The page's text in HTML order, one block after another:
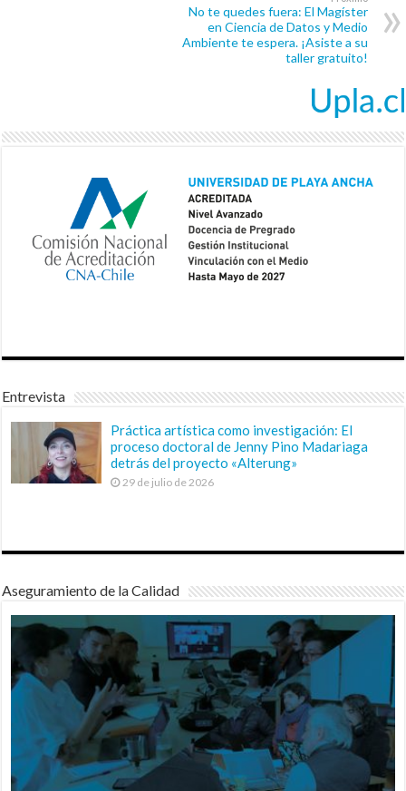
No te quedes fuera: El Magíster
en Ciencia de Datos y Medio
Ambiente te espera. ¡Asiste a su
taller gratuito!
Entrevista
Práctica artística como investigación: El
proceso doctoral de Jenny Pino Madariaga
detrás del proyecto «Alterung»
29 de julio de 2026
Aseguramiento de la Calidad